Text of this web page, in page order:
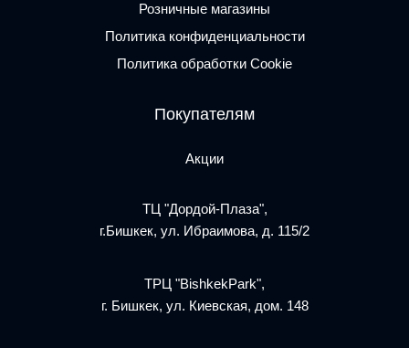
Розничные магазины
Политика конфиденциальности
Политика обработки Cookie
Покупателям
Акции
ТЦ "Дордой-Плаза",
г.Бишкек, ул. Ибраимова, д. 115/2
ТРЦ "BishkekPark",
г. Бишкек, ул. Киевская, дом. 148